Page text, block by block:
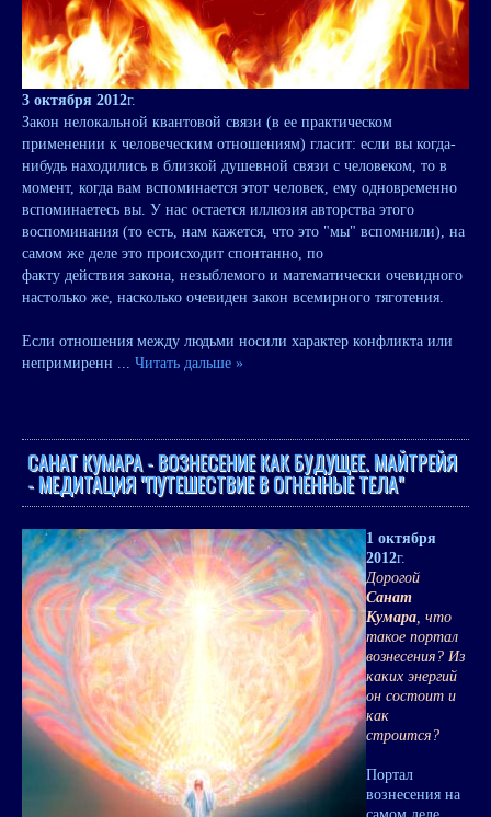
3 октября 2012г.
Закон нелокальной квантовой связи (в ее практическом
применении к человеческим отношениям) гласит: если вы когда-
нибудь находились в близкой душевной связи с человеком, то в
момент, когда вам вспоминается этот человек, ему одновременно
вспоминаетесь вы. У нас остается иллюзия авторства этого
воспоминания (то есть, нам кажется, что это "мы" вспомнили), на
самом же деле это происходит спонтанно, по
факту действия закона, незыблемого и математически очевидного
настолько же, насколько очевиден закон всемирного тяготения.
Если отношения между людьми носили характер конфликта или
непримиренн ... Читать дальше »
САНАТ КУМАРА - ВОЗНЕСЕНИЕ КАК БУДУЩЕЕ. МАЙТРЕЙЯ
- МЕДИТАЦИЯ "ПУТЕШЕСТВИЕ В ОГНЕННЫЕ ТЕЛА"
1 октября
2012г.
Дорогой
Санат
Кумара, что
такое портал
вознесения? Из
каких энергий
он состоит и
как
строится?
Портал
вознесения на